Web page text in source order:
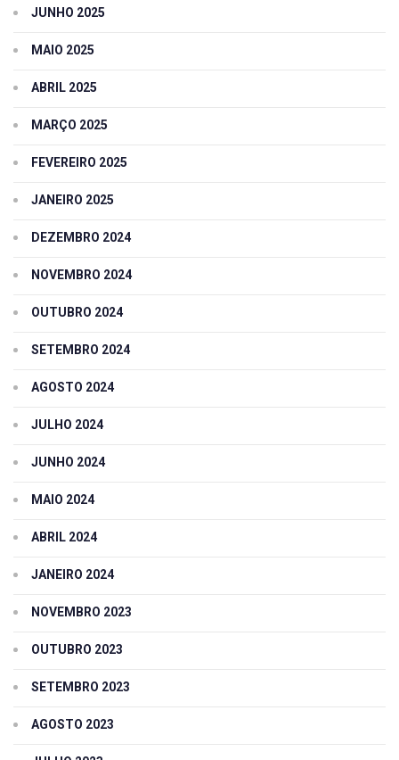
JUNHO 2025
MAIO 2025
ABRIL 2025
MARÇO 2025
FEVEREIRO 2025
JANEIRO 2025
DEZEMBRO 2024
NOVEMBRO 2024
OUTUBRO 2024
SETEMBRO 2024
AGOSTO 2024
JULHO 2024
JUNHO 2024
MAIO 2024
ABRIL 2024
JANEIRO 2024
NOVEMBRO 2023
OUTUBRO 2023
SETEMBRO 2023
AGOSTO 2023